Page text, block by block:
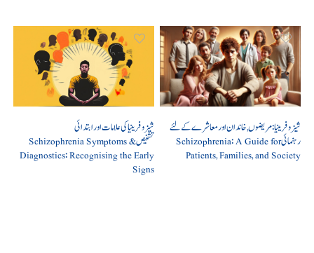
شیزوفرینیا: مریضوں, خاندان اور معاشرے کے لئے
رہنمائی Schizophrenia: A Guide for
Patients, Families, and Society
شیزوفرینیا کی علامات اور ابتدائی
تشخیص Schizophrenia Symptoms &
Diagnostics: Recognising the Early
Signs